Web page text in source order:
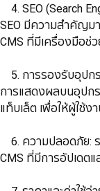
4. SEO (Search
SEO มีความสำคัญม
CMS ที่มีเครื่องมือช่
5. การรองรับอุปก
การแสดงผลบนอุปก
แท็บเล็ต เพื่อให้ผู้ใช้ง
6. ความปลอดภัย:
CMS ที่มีการอัปเดต